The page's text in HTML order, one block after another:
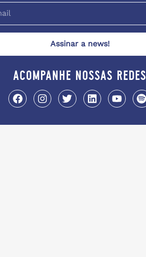
Assinar a news!
acompanhe nossas redes